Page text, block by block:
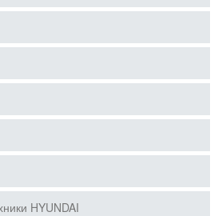
HYUNDAI